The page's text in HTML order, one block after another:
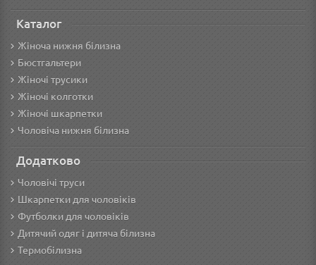
Каталог
Жіноча нижня білизна
Бюстгальтери
Жіночі трусики
Жіночі колготки
Жіночі шкарпетки
Чоловіча нижня білизна
Додатково
Чоловічі труси
Шкарпетки для чоловіків
Футболки для чоловіків
Дитячий одяг і дитяча білизна
Термобілизна